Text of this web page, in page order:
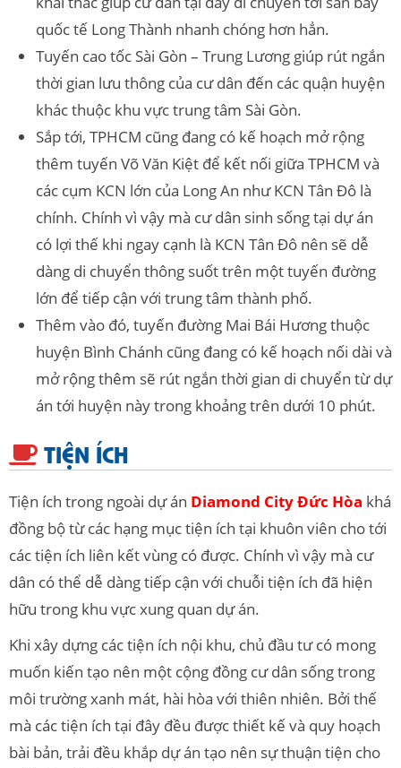
quốc tế Long Thành nhanh chóng hơn hẳn.
Tuyến cao tốc Sài Gòn – Trung Lương giúp rút ngắn
thời gian lưu thông của cư dân đến các quận huyện
khác thuộc khu vực trung tâm Sài Gòn.
Sắp tới, TPHCM cũng đang có kế hoạch mở rộng
thêm tuyến Võ Văn Kiệt để kết nối giữa TPHCM và
các cụm KCN lớn của Long An như KCN Tân Đô là
chính. Chính vì vậy mà cư dân sinh sống tại dự án
có lợi thế khi ngay cạnh là KCN Tân Đô nên sẽ dễ
dàng di chuyển thông suốt trên một tuyến đường
lớn để tiếp cận với trung tâm thành phố.
Thêm vào đó, tuyến đường Mai Bái Hương thuộc
huyện Bình Chánh cũng đang có kế hoạch nối dài và
mở rộng thêm sẽ rút ngắn thời gian di chuyển từ dự
án tới huyện này trong khoảng trên dưới 10 phút.
TIỆN ÍCH
Tiện ích trong ngoài dự án Diamond City Đức Hòa khá
đồng bộ từ các hạng mục tiện ích tại khuôn viên cho tới
các tiện ích liên kết vùng có được. Chính vì vậy mà cư
dân có thể dễ dàng tiếp cận với chuỗi tiện ích đã hiện
hữu trong khu vực xung quan dự án.
Khi xây dựng các tiện ích nội khu, chủ đầu tư có mong
muốn kiến tạo nên một cộng đồng cư dân sống trong
môi trường xanh mát, hài hòa với thiên nhiên. Bởi thế
mà các tiện ích tại đây đều được thiết kế và quy hoạch
bài bản, trải đều khắp dự án tạo nên sự thuận tiện cho